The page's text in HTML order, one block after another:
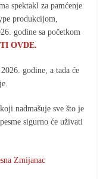
spektakl za pamćenje
produkcijom,
godine sa početkom
OVDE.
godine, a tada će
nadmašuje sve što je
sigurno će uživati
Zmijanac